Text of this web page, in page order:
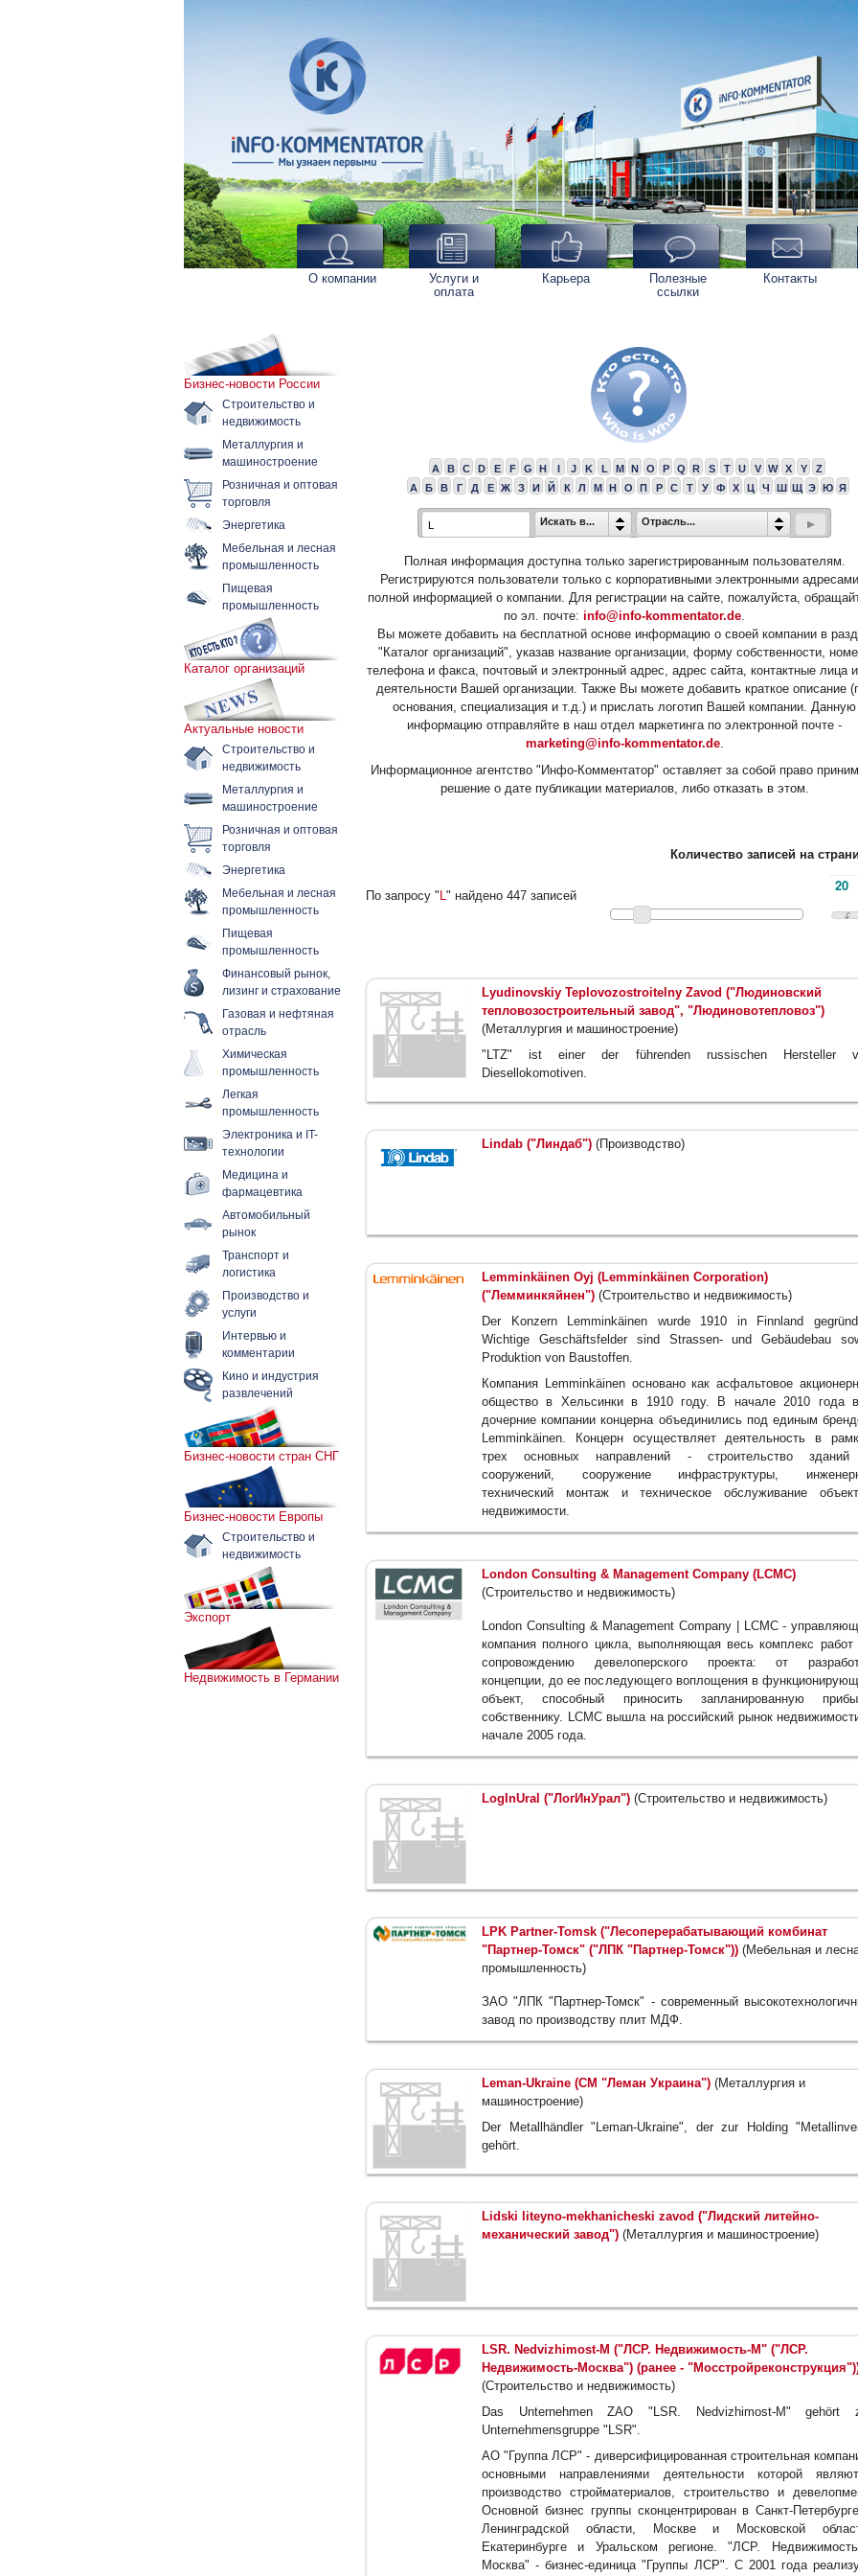
О компании
Услуги и
оплата
Карьера
Полезные
ссылки
Контакты
Бизнес-новости России
Строительство и
недвижимость
Металлургия и
машиностроение
Розничная и оптовая
торговля
Энергетика
Мебельная и лесная
промышленность
Пищевая
промышленность
Каталог организаций
Актуальные новости
Строительство и
недвижимость
Металлургия и
машиностроение
Розничная и оптовая
торговля
Энергетика
Мебельная и лесная
промышленность
Пищевая
промышленность
Финансовый рынок,
лизинг и страхование
Газовая и нефтяная
отрасль
Химическая
промышленность
Легкая
промышленность
Электроника и IT-
технологии
Медицина и
фармацевтика
Автомобильный
рынок
Транспорт и
логистика
Производство и
услуги
Интервью и
комментарии
Кино и индустрия
развлечений
Бизнес-новости стран СНГ
Бизнес-новости Европы
Строительство и
недвижимость
Экспорт
Недвижимость в Германии
A B C D E F G H I J K L M N O P Q R S T U V W X Y
Z
А
Б В Г Д Е Ж З И Й К Л М Н О П Р С Т У Ф Х Ц Ч Ш Щ Э Ю Я
Искать в... Отрасль...
Полная информация доступна только зарегистрированным пользователям.
Регистрируются пользователи только с корпоративными электронными
полной информацией о компании. Для регистрации на сайте, пожалуйста,
по эл. почте: info@info-kommentator.de.
Вы можете добавить на бесплатной основе информацию о своей компании в
"Каталог организаций", указав название организации, форму собственности,
телефона и факса, почтовый и электронный адрес, адрес сайта, контактные лица
деятельности Вашей организации. Также Вы можете добавить краткое описание
основания, специализация и т.д.) и прислать логотип Вашей компании. Данную
информацию отправляйте в наш отдел маркетинга по электронной почте -
marketing@info-kommentator.de.
Информационное агентство "Инфо-Комментатор" оставляет за собой право
решение о дате публикации материалов, либо отказать в этом.
По запросу " L" найдено 447 записей
Количество записей на
Lyudinovskiy Teplovozostroitelny Zavod ("Людиновский
тепловозостроительный завод", "Людиновотепловоз")
(Металлургия и машиностроение)
"LTZ" ist einer der führenden russischen Hersteller
Diesellokomotiven.
Lindab ("Линдаб") (Производство)
Lemminkäinen Oyj (Lemminkäinen Corporation)
("Лемминкяйнен") (Строительство и недвижимость)
Der Konzern Lemminkäinen wurde 1910 in Finnland
Wichtige Geschäftsfelder sind Strassen- und Gebäudebau
Produktion von Baustoffen.
Компания Lemminkäinen основано как асфальтовое
общество в Хельсинки в 1910 году. В начале 2010 года
дочерние компании концерна объединились под единым
Lemminkäinen. Концерн осуществляет деятельность в
трех основных направлений - строительство
сооружений, сооружение инфраструктуры,
технический монтаж и техническое обслуживание
недвижимости.
London Consulting & Management Company (LCMC)
(Строительство и недвижимость)
London Consulting & Management Company | LCMC -
компания полного цикла, выполняющая весь комплекс работ
сопровождению девелоперского проекта: от
концепции, до ее последующего воплощения в
объект, способный приносить запланированную
собственнику. LCMC вышла на российский рынок
начале 2005 года.
LogInUral ("ЛогИнУрал") (Строительство и недвижимость)
LPK Partner-Tomsk ("Лесоперерабатывающий комбинат
"Партнер-Томск" ("ЛПК "Партнер-Томск")) (Мебельная и
промышленность)
ЗАО "ЛПК "Партнер-Томск" - современный
завод по производству плит МДФ.
Leman-Ukraine (СМ "Леман Украина") (Металлургия и
машиностроение)
Der Metallhändler "Leman-Ukraine", der zur Holding
gehört.
Lidski liteyno-mekhanicheski zavod ("Лидский литейно-
механический завод") (Металлургия и машиностроение)
LSR. Nedvizhimost-M ("ЛСР. Недвижимость-М" ("ЛСР.
Недвижимость-Москва") (ранее -
(Строительство и недвижимость)
Das Unternehmen ZAO "LSR. Nedvizhimost-M" gehört
Unternehmensgruppe "LSR".
АО "Группа ЛСР" - диверсифицированная строительная
основными направлениями деятельности которой
производство стройматериалов, строительство и
Основной бизнес группы сконцентрирован в Санкт-
Ленинградской области, Москве и Московской
Екатеринбурге и Уральском регионе. "ЛСР.
Москва" - бизнес-единица "Группы ЛСР". С 2001 года